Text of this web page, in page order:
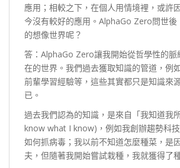
應用；相較之下，在個人用情境裡，或許
今沒有較好的應用。AlphaGo Zero問世後
的想像世界呢？
答：AlphaGo Zero讓我開始從哲學性的脈
在的世界。我們過去獲取知識的管道，例
前輩學習經驗等，這些其實都只是知識來
已。
過去我們認為的知識，是來自「我知道我
know what I know)，例如我創辦趨勢科
如何抓病毒；我以前不知道怎麼種菜，是
夫，但隨著我開始嘗試栽種，我就獲得了